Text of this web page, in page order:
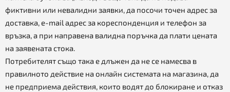
фиктивни или невалидни заявки, да посочи точен адрес за
доставка, e-mail адрес за кореспонденция и телефон за
връзка, а при направена валидна поръчка да плати цената
на заявената стока.
Потребителят също така е длъжен да не се намесва в
правилното действие на онлайн системата на магазина, да
не предприема действия, които водят до блокиране и отказ